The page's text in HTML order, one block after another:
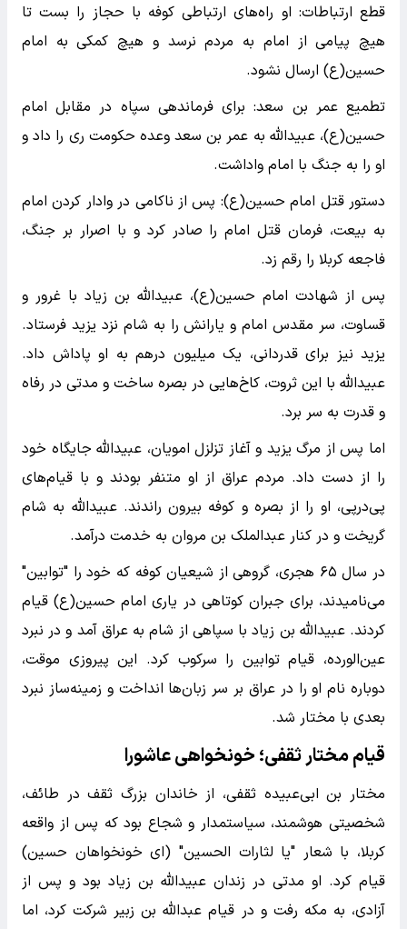
قطع ارتباطات: او راه‌های ارتباطی کوفه با حجاز را بست تا
هیچ پیامی از امام به مردم نرسد و هیچ کمکی به امام
حسین(ع) ارسال نشود.
تطمیع عمر بن سعد: برای فرماندهی سپاه در مقابل امام
حسین(ع)، عبیدالله به عمر بن سعد وعده حکومت ری را داد و
او را به جنگ با امام واداشت.
دستور قتل امام حسین(ع): پس از ناکامی در وادار کردن امام
به بیعت، فرمان قتل امام را صادر کرد و با اصرار بر جنگ،
فاجعه کربلا را رقم زد.
پس از شهادت امام حسین(ع)، عبیدالله بن زیاد با غرور و
قساوت، سر مقدس امام و یارانش را به شام نزد یزید فرستاد.
یزید نیز برای قدردانی، یک میلیون درهم به او پاداش داد.
عبیدالله با این ثروت، کاخ‌هایی در بصره ساخت و مدتی در رفاه
و قدرت به سر برد.
اما پس از مرگ یزید و آغاز تزلزل امویان، عبیدالله جایگاه خود
را از دست داد. مردم عراق از او متنفر بودند و با قیام‌های
پی‌درپی، او را از بصره و کوفه بیرون راندند. عبیدالله به شام
گریخت و در کنار عبدالملک بن مروان به خدمت درآمد.
در سال ۶۵ هجری، گروهی از شیعیان کوفه که خود را "توابین"
می‌نامیدند، برای جبران کوتاهی در یاری امام حسین(ع) قیام
کردند. عبیدالله بن زیاد با سپاهی از شام به عراق آمد و در نبرد
عین‌الورده، قیام توابین را سرکوب کرد. این پیروزی موقت،
دوباره نام او را در عراق بر سر زبان‌ها انداخت و زمینه‌ساز نبرد
بعدی با مختار شد.
قیام مختار ثقفی؛ خونخواهی عاشورا
مختار بن ابی‌عبیده ثقفی، از خاندان بزرگ ثقف در طائف،
شخصیتی هوشمند، سیاستمدار و شجاع بود که پس از واقعه
کربلا، با شعار "یا لثارات الحسین" (ای خونخواهان حسین)
قیام کرد. او مدتی در زندان عبیدالله بن زیاد بود و پس از
آزادی، به مکه رفت و در قیام عبدالله بن زبیر شرکت کرد، اما